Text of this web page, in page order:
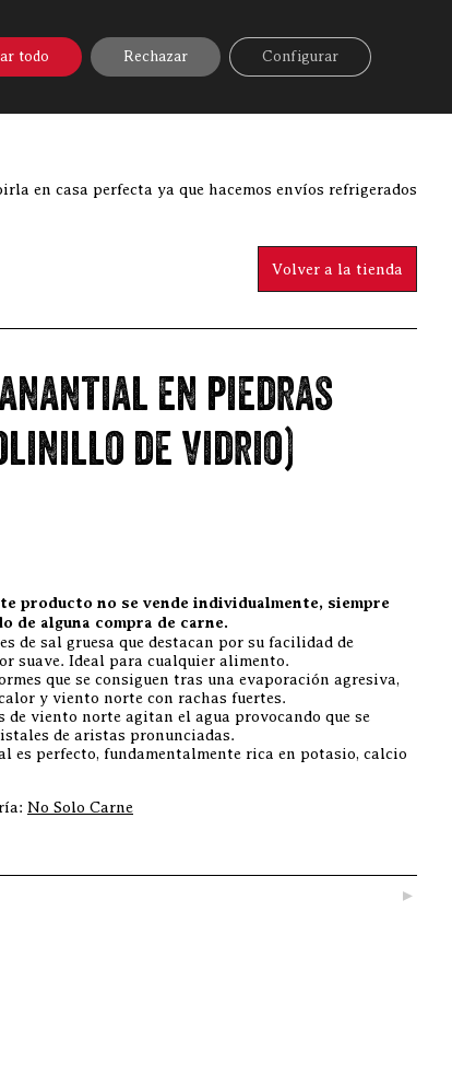
en casa perfecta ya que hacemos envíos refrigerados
Volver a la tienda
en piedras
de vidrio)
producto no se vende individualmente, siempre
de alguna compra de carne.
de sal gruesa que destacan por su facilidad de
suave. Ideal para cualquier alimento.
que se consiguen tras una evaporación agresiva,
y viento norte con rachas fuertes.
de viento norte agitan el agua provocando que se
de aristas pronunciadas.
es perfecto, fundamentalmente rica en potasio, calcio
No Solo Carne
todo Rechazar Configurar